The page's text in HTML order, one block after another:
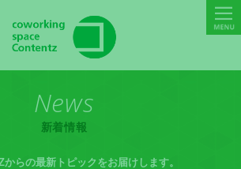
News
新着情報
からの最新トピックをお届けします。